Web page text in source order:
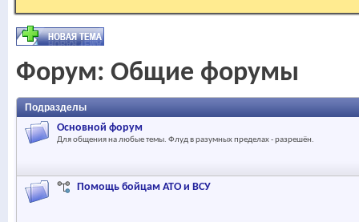
Форум: Общие форумы
Подразделы
Основной форум
Для общения на любые темы. Флуд в разумных пределах - разрешён.
Помощь бойцам АТО и ВСУ